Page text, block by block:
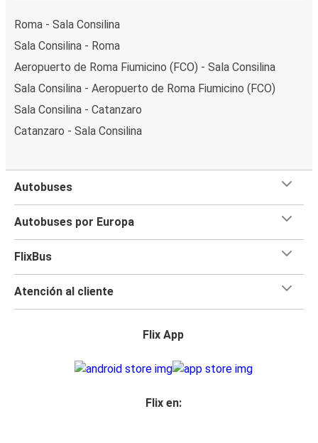
Roma - Sala Consilina
Sala Consilina - Roma
Aeropuerto de Roma Fiumicino (FCO) - Sala Consilina
Sala Consilina - Aeropuerto de Roma Fiumicino (FCO)
Sala Consilina - Catanzaro
Catanzaro - Sala Consilina
Autobuses
Autobuses por Europa
FlixBus
Atención al cliente
Flix App
Flix en: